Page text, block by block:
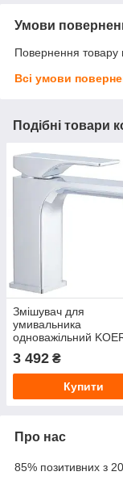
Умови
Повернення товару
Всі умови
Подібні товари
Змішувач для
умивальника
одноважільний
10010-01 (KR3478)
хром, гайка
3 492 ₴
Купити
Про нас
85% позитивних з 20